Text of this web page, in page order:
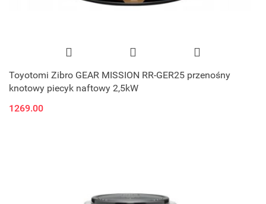
Toyotomi Zibro GEAR MISSION RR-GER25 przenośny
knotowy piecyk naftowy 2,5kW
1269.00